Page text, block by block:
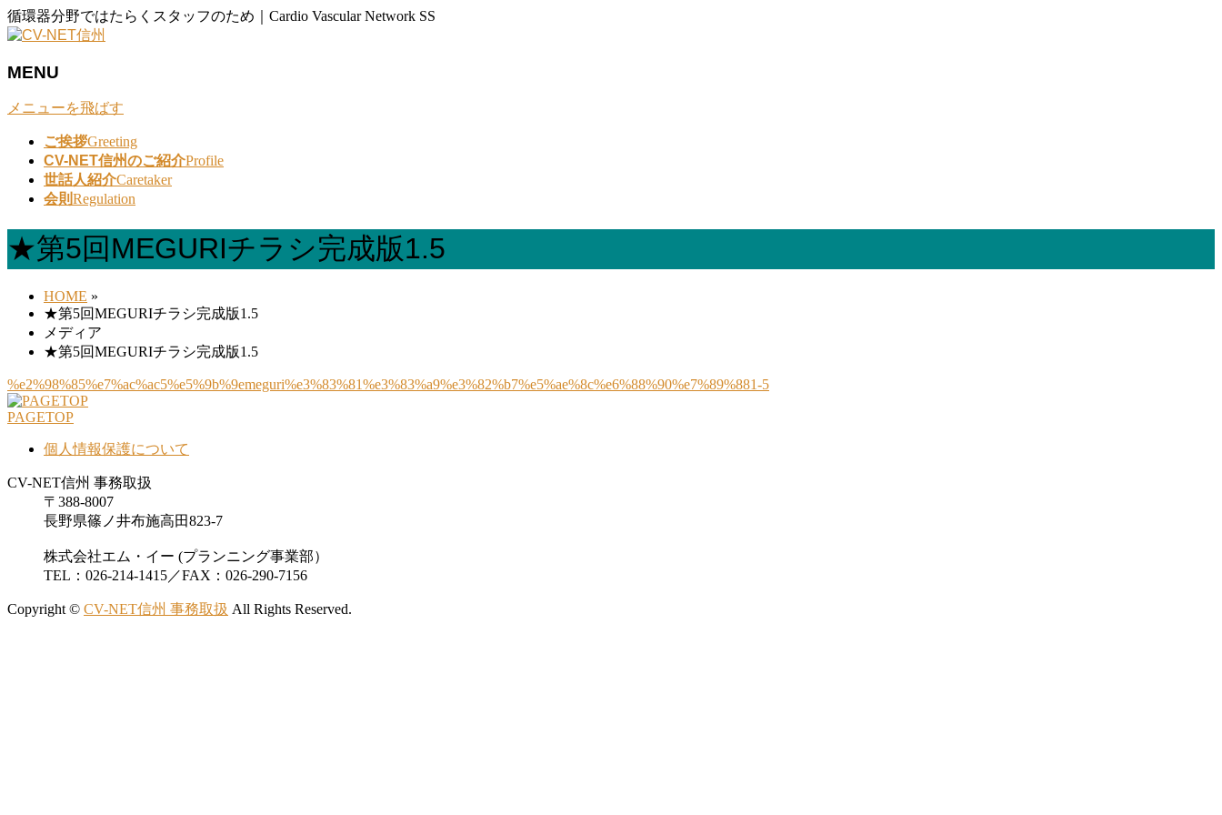
循環器分野ではたらくスタッフのため｜Cardio Vascular Network SS
MENU
メニューを飛ばす
ご挨拶Greeting
CV-NET信州のご紹介Profile
世話人紹介Caretaker
会則Regulation
★第5回MEGURIチラシ完成版1.5
HOME »
★第5回MEGURIチラシ完成版1.5
メディア
★第5回MEGURIチラシ完成版1.5
%e2%98%85%e7%ac%ac5%e5%9b%9emeguri%e3%83%81%e3%83%a9%e3%82%b7%e5%ae%8c%e6%88%90%e7%89%881-5
PAGETOP
個人情報保護について
CV-NET信州 事務取扱
〒388-8007
長野県篠ノ井布施高田823-7
株式会社エム・イー (プランニング事業部）
TEL：026-214-1415／FAX：026-290-7156
Copyright © CV-NET信州 事務取扱 All Rights Reserved.